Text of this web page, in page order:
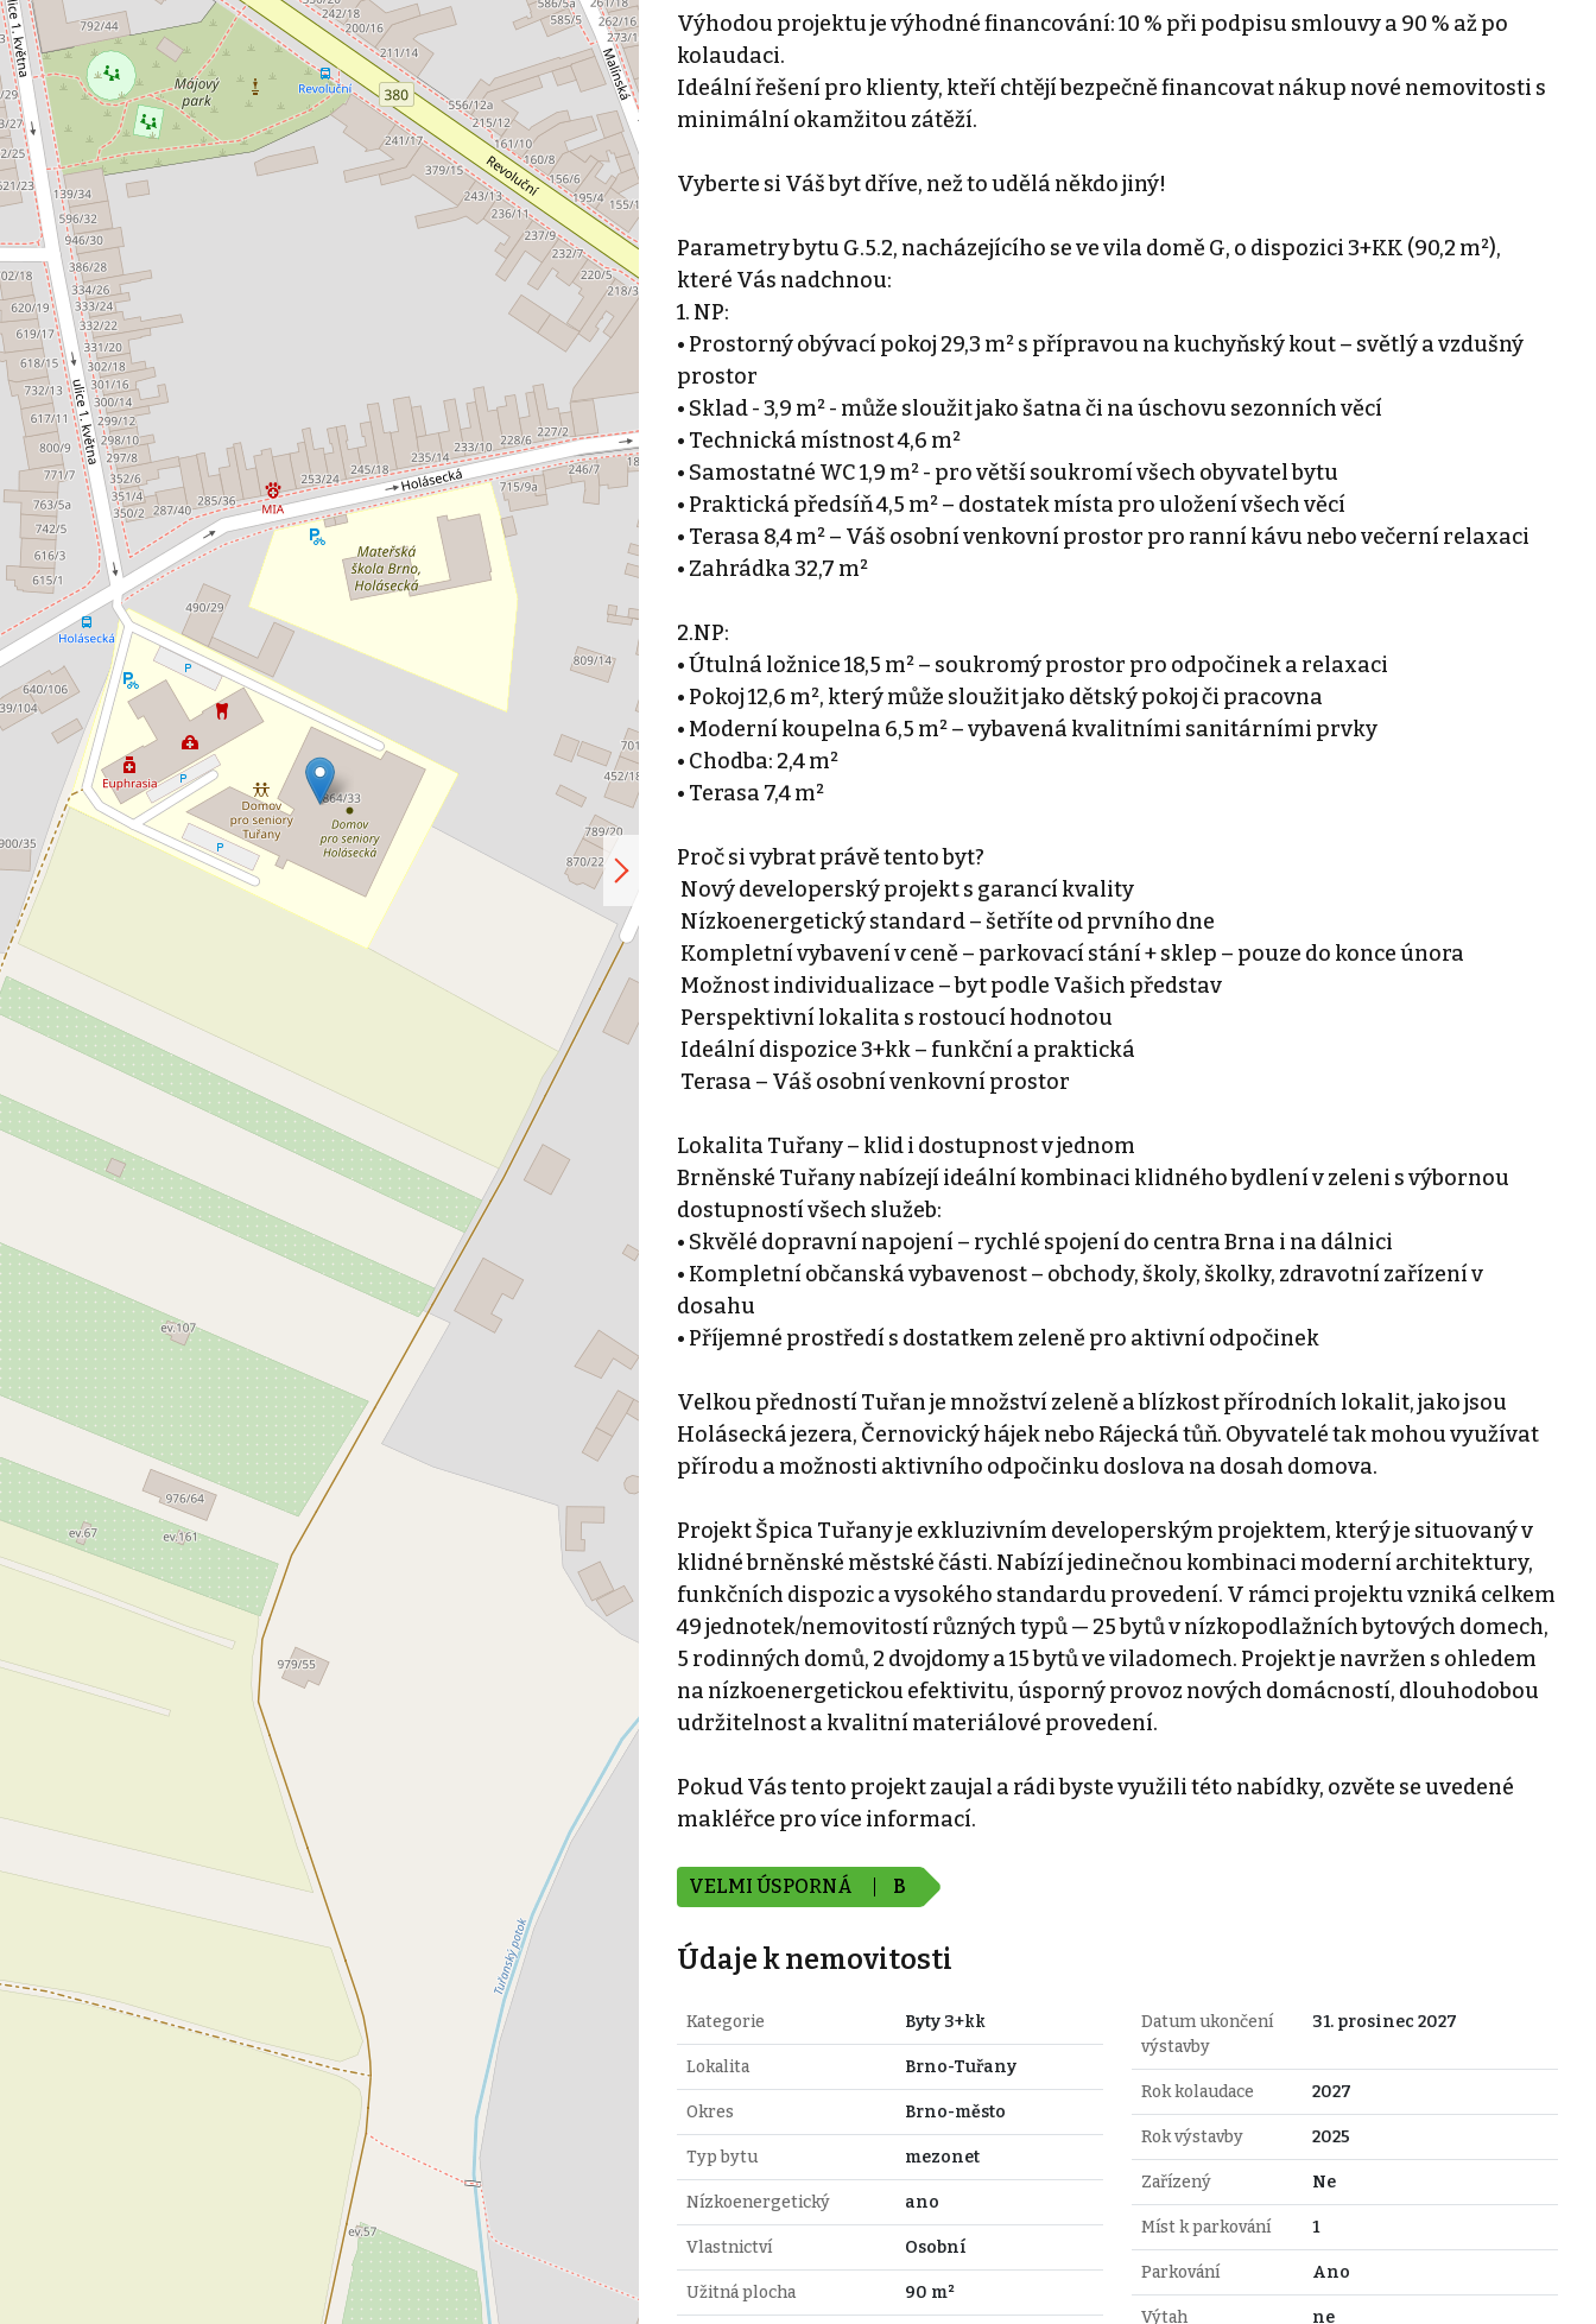
Výhodou projektu je výhodné financování: 10 % při podpisu smlouvy a 90 % až po
kolaudaci.
Ideální řešení pro klienty, kteří chtějí bezpečně financovat nákup nové nemovitosti s
minimální okamžitou zátěží.
Vyberte si Váš byt dříve, než to udělá někdo jiný!
Parametry bytu G.5.2, nacházejícího se ve vila domě G, o dispozici 3+KK (90,2 m²),
které Vás nadchnou:
1. NP:
• Prostorný obývací pokoj 29,3 m² s přípravou na kuchyňský kout – světlý a vzdušný
prostor
• Sklad - 3,9 m² - může sloužit jako šatna či na úschovu sezonních věcí
• Technická místnost 4,6 m²
• Samostatné WC 1,9 m² - pro větší soukromí všech obyvatel bytu
• Praktická předsíň 4,5 m² – dostatek místa pro uložení všech věcí
• Terasa 8,4 m² – Váš osobní venkovní prostor pro ranní kávu nebo večerní relaxaci
• Zahrádka 32,7 m²
2.NP:
• Útulná ložnice 18,5 m² – soukromý prostor pro odpočinek a relaxaci
• Pokoj 12,6 m², který může sloužit jako dětský pokoj či pracovna
• Moderní koupelna 6,5 m² – vybavená kvalitními sanitárními prvky
• Chodba: 2,4 m²
• Terasa 7,4 m²
Proč si vybrat právě tento byt?
️ Nový developerský projekt s garancí kvality
️ Nízkoenergetický standard – šetříte od prvního dne
️ Kompletní vybavení v ceně – parkovací stání + sklep – pouze do konce února
️ Možnost individualizace – byt podle Vašich představ
️ Perspektivní lokalita s rostoucí hodnotou
️ Ideální dispozice 3+kk – funkční a praktická
️ Terasa – Váš osobní venkovní prostor
Lokalita Tuřany – klid i dostupnost v jednom
Brněnské Tuřany nabízejí ideální kombinaci klidného bydlení v zeleni s výbornou
dostupností všech služeb:
• Skvělé dopravní napojení – rychlé spojení do centra Brna i na dálnici
• Kompletní občanská vybavenost – obchody, školy, školky, zdravotní zařízení v
dosahu
• Příjemné prostředí s dostatkem zeleně pro aktivní odpočinek
Velkou předností Tuřan je množství zeleně a blízkost přírodních lokalit, jako jsou
Holásecká jezera, Černovický hájek nebo Rájecká tůň. Obyvatelé tak mohou využívat
přírodu a možnosti aktivního odpočinku doslova na dosah domova.
Projekt Špica Tuřany je exkluzivním developerským projektem, který je situovaný v
klidné brněnské městské části. Nabízí jedinečnou kombinaci moderní architektury,
funkčních dispozic a vysokého standardu provedení. V rámci projektu vzniká celkem
49 jednotek/nemovitostí různých typů — 25 bytů v nízkopodlažních bytových domech,
5 rodinných domů, 2 dvojdomy a 15 bytů ve viladomech. Projekt je navržen s ohledem
na nízkoenergetickou efektivitu, úsporný provoz nových domácností, dlouhodobou
udržitelnost a kvalitní materiálové provedení.
Pokud Vás tento projekt zaujal a rádi byste využili této nabídky, ozvěte se uvedené
makléřce pro více informací.
VELMI ÚSPORNÁ B
Údaje k nemovitosti
Kategorie Byty 3+kk
Lokalita Brno-Tuřany
Okres Brno-město
Typ bytu mezonet
Nízkoenergetický ano
Vlastnictví Osobní
Užitná plocha 90 m²
Datum ukončení
výstavby
31. prosinec 2027
Rok kolaudace 2027
Rok výstavby 2025
Zařízený Ne
Míst k parkování 1
Parkování Ano
Výtah ne